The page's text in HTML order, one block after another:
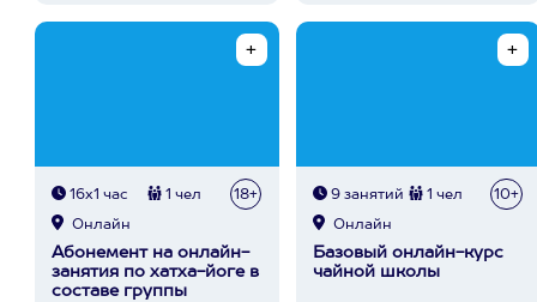
16х1 час 1 чел 18+
Онлайн
Абонемент на онлайн-
занятия по хатха-йоге в
составе группы
9 занятий 1 чел 10+
Онлайн
Базовый онлайн-курс
чайной школы